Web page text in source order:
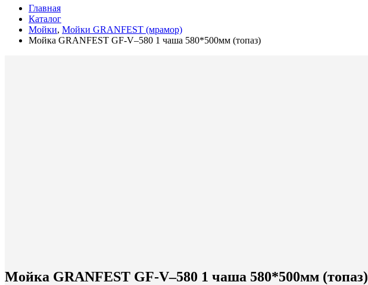
Главная
Каталог
Мойки, Мойки GRANFEST (мрамор)
Мойка GRANFEST GF-V–580 1 чаша 580*500мм (топаз)
Мойка GRANFEST GF-V–580 1 чаша 580*500мм (топаз)